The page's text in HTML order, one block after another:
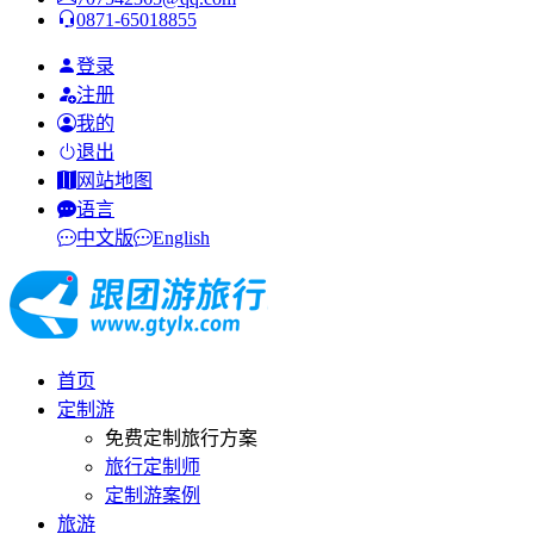
0871-65018855
登录
注册
我的
退出
网站地图
语言
中文版
English
首页
定制游
免费定制旅行方案
旅行定制师
定制游案例
旅游